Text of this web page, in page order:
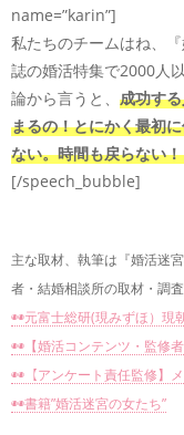
name=”karin”]
私たちのチームはね、
誌の婚活特集で2000人
論から言うと、 成功す
まるの！とにかく最初
ない。時間も戻らない
[/speech_bubble]
主な取材、執筆は『婚活迷
者・結婚相談所の取材・調
◉◉元富士総研(現みずほ）現
◉◉【婚活コンテンツ・監修
◉◉【アンケート責任監修】
◉◉書籍”婚活迷宮の女たち”